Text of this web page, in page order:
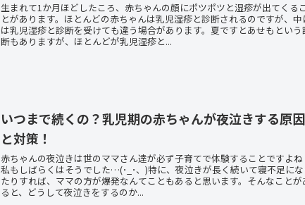
生まれて1か月ほどしたころ、赤ちゃんの顔にポツポツと湿疹が出てくる
とがあります。ほとんどの赤ちゃんは乳児湿疹と診断されるのですが、中
は乳児湿疹と診断を受けても違う場合があります。夏ですとあせもという
断もありますが、ほとんどが乳児湿疹と...
いつまで続くの？乳児期の赤ちゃんが夜泣きする原因
と対策！
赤ちゃんの夜泣きは世のママさん達が必ず子育てで体験することですよね
私もしばらくはそうでした…(･_･、)特に、夜泣きが長く続いて寝不足にな
たりすれば、ママの方が爆発なんてこともあると思います。そんなことが
ると、どうして夜泣きをするのか...